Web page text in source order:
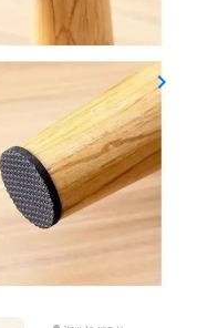
keyboard_arrow_right